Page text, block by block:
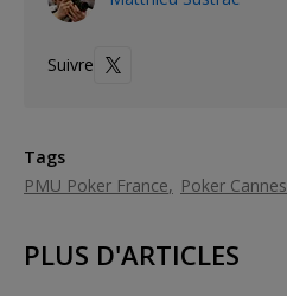
Suivre
Tags
PMU Poker France
Poker Cannes
PLUS D'ARTICLES